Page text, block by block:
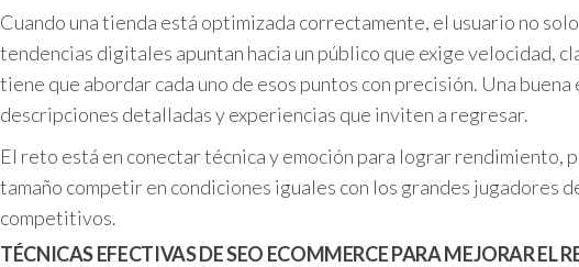
Cuando una tienda está optimizada correctamente, el usuario no
tendencias digitales apuntan hacia un público que exige velocidad,
tiene que abordar cada uno de esos puntos con precisión. Una
descripciones detalladas y experiencias que inviten a regresar.
El reto está en conectar técnica y emoción para lograr rendimiento,
tamaño competir en condiciones iguales con los grandes jugadores
competitivos.
TÉCNICAS EFECTIVAS DE SEO ECOMMERCE PARA MEJORAR EL